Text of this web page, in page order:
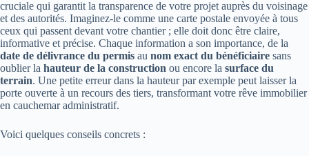
cruciale qui garantit la transparence de votre projet auprès du voisinage
et des autorités. Imaginez-le comme une carte postale envoyée à tous
ceux qui passent devant votre chantier ; elle doit donc être claire,
informative et précise. Chaque information a son importance, de la
date de délivrance du permis au nom exact du bénéficiaire sans
oublier la hauteur de la construction ou encore la surface du
terrain. Une petite erreur dans la hauteur par exemple peut laisser la
porte ouverte à un recours des tiers, transformant votre rêve immobilier
en cauchemar administratif.
Voici quelques conseils concrets :